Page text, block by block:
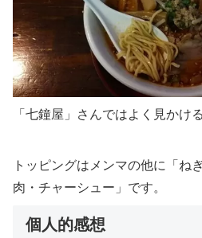
「七鐘屋」さんではよく見かけ
トッピングはメンマの他に「ね
肉・チャーシュー」です。
個人的感想